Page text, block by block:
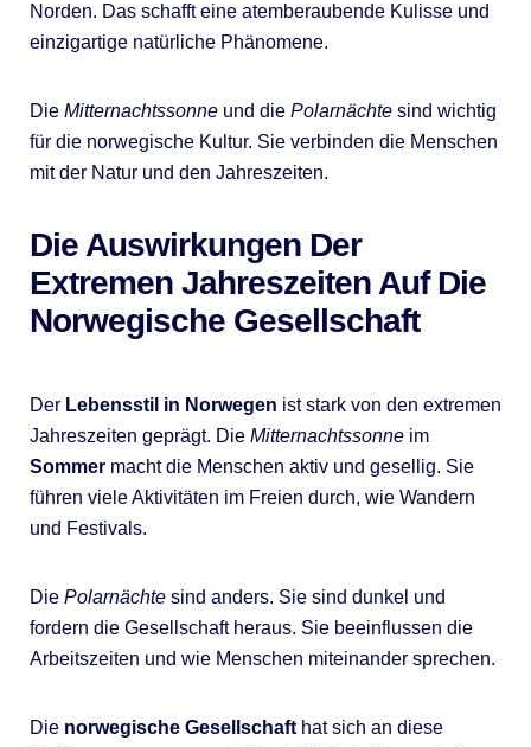
Norden. Das schafft eine atemberaubende Kulisse und
einzigartige natürliche Phänomene.
Die Mitternachtssonneund die Polarnächtesind wichtig
für die norwegische Kultur. Sie verbinden die Menschen
mit der Natur und den Jahreszeiten.
Die Auswirkungen Der
Extremen Jahreszeiten Auf Die
Norwegische Gesellschaft
Der Lebensstil in Norwegen ist stark von den extremen
Jahreszeiten geprägt. Die Mitternachtssonneim
Sommermacht die Menschen aktiv und gesellig. Sie
führen viele Aktivitäten im Freien durch, wie Wandern
und Festivals.
Die Polarnächtesind anders. Sie sind dunkel und
fordern die Gesellschaft heraus. Sie beeinflussen die
Arbeitszeiten und wie Menschen miteinander sprechen.
Die norwegische Gesellschafthat sich an diese